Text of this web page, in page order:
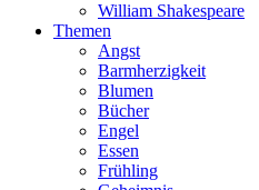
William Shakespeare
Themen
Angst
Barmherzigkeit
Blumen
Bücher
Engel
Essen
Frühling